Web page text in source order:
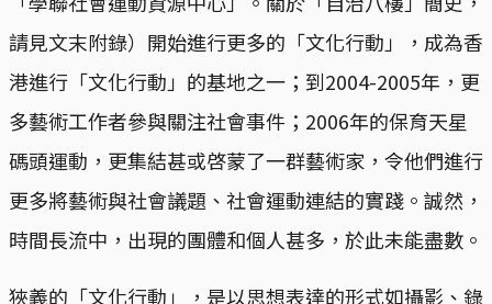
請見文末附錄）開始進行更多的「文化行動」，成為香
港進行「文化行動」的基地之一；到2004-2005年，更
多藝術工作者參與關注社會事件；2006年的保育天星
碼頭運動，更集結甚或啓蒙了一群藝術家，令他們進行
更多將藝術與社會議題、社會運動連結的實踐。誠然，
時間長流中，出現的團體和個人甚多，於此未能盡數。
狹義的「文化行動」，是以思想表達的形式如攝影、錄